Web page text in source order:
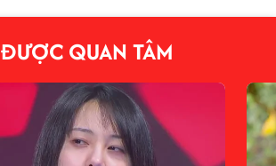
ĐƯỢC QUAN TÂM